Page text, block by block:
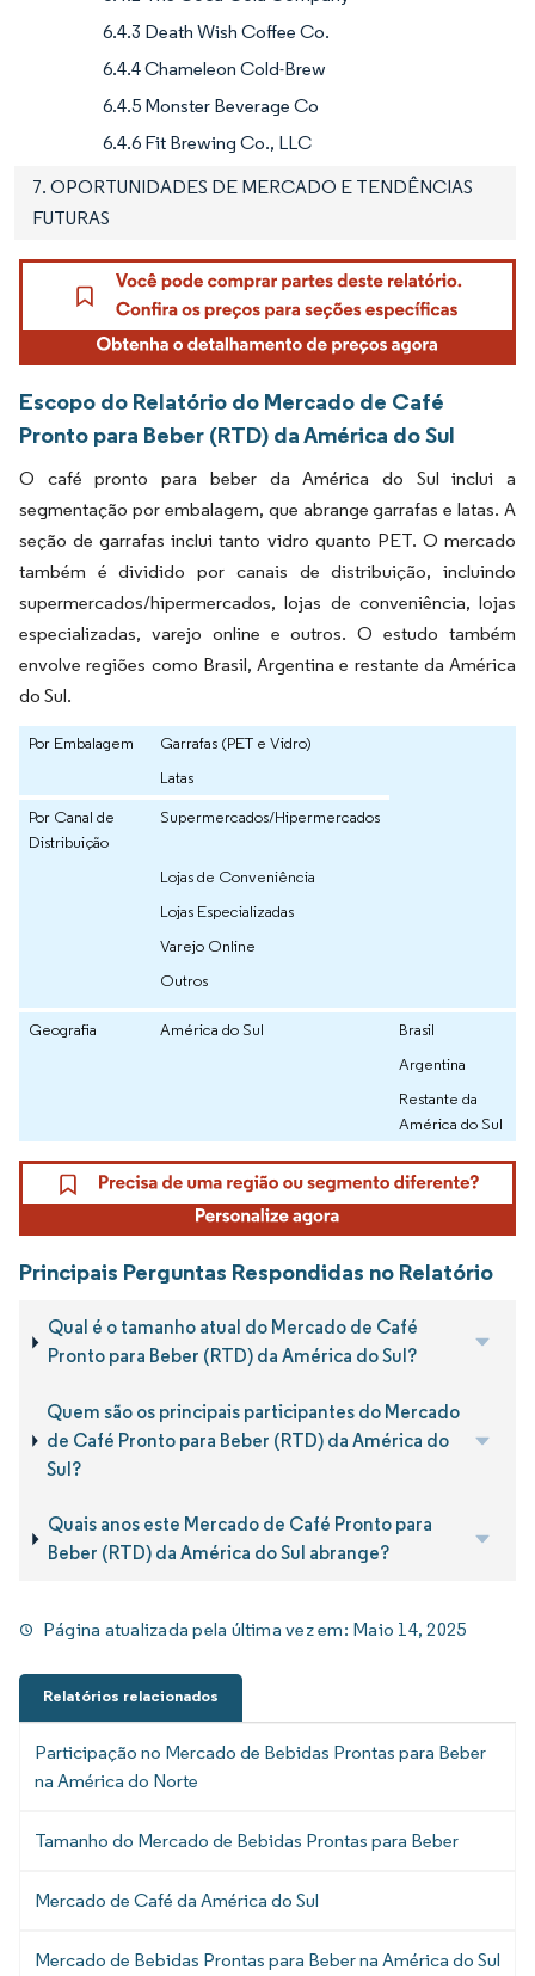
6.4.3 Death Wish Coffee Co.
6.4.4 Chameleon Cold-Brew
6.4.5 Monster Beverage Co
6.4.6 Fit Brewing Co., LLC
7. OPORTUNIDADES DE MERCADO E TENDÊNCIAS
FUTURAS
Escopo do Relatório do Mercado de Café
Pronto para Beber (RTD) da América do Sul
O café pronto para beber da América do Sul inclui a
segmentação por embalagem, que abrange garrafas e latas. A
seção de garrafas inclui tanto vidro quanto PET. O mercado
também é dividido por canais de distribuição, incluindo
supermercados/hipermercados, lojas de conveniência, lojas
especializadas, varejo online e outros. O estudo também
envolve regiões como Brasil, Argentina e restante da América
do Sul.
Por Embalagem
Garrafas (PET e Vidro)
Latas
Por Canal de
Distribuição
Supermercados/Hipermercados
Lojas de Conveniência
Lojas Especializadas
Varejo Online
Outros
Geografia América do Sul
Brasil
Argentina
Restante da
América do Sul
Principais Perguntas Respondidas no Relatório
Qual é o tamanho atual do Mercado de Café
Pronto para Beber (RTD) da América do Sul?
Quem são os principais participantes do Mercado
de Café Pronto para Beber (RTD) da América do
Sul?
Quais anos este Mercado de Café Pronto para
Beber (RTD) da América do Sul abrange?
Página atualizada pela última vez em: Maio 14, 2025
Relatórios relacionados
Participação no Mercado de Bebidas Prontas para Beber
na América do Norte
Tamanho do Mercado de Bebidas Prontas para Beber
Mercado de Café da América do Sul
Mercado de Bebidas Prontas para Beber na América do Sul